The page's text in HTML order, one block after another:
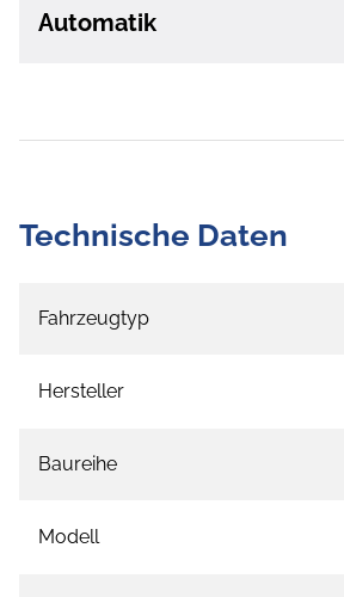
Automatik
Technische Daten
Fahrzeugtyp
Hersteller
Baureihe
Modell